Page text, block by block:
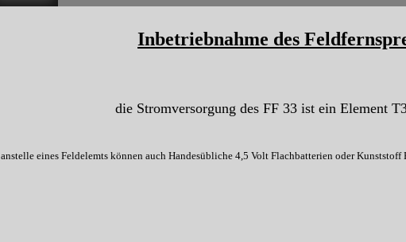
Inbetriebnahme des
die Stromversorgung des FF 33 ist ein Element
anstelle eines Feldelemts können auch Handesübliche 4,5 Volt Flachbatterien oder